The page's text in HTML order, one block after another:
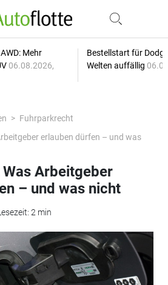
Mehr
06.08.2026,
Bestellstart für
Welten auffällig
Fuhrparkrecht
erlauben dürfen – und was
Arbeitgeber
– und was nicht
2 min